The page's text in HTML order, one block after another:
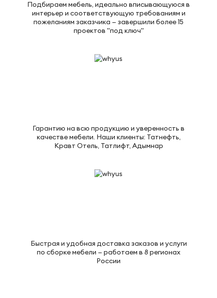
Подбираем мебель, идеально вписывающуюся в
интерьер и соответствующую требованиям и
пожеланиям заказчика — завершили более 15
проектов "под ключ"
Гарантию на всю продукцию и уверенность в
качестве мебели. Наши клиенты: Татнефть,
Кравт Отель, Татлифт, Адымнар
Быстрая и удобная доставка заказов и услуги
по сборке мебели — работаем в 8 регионах
России